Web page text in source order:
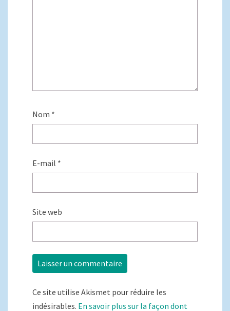
Nom *
E-mail *
Site web
Ce site utilise Akismet pour réduire les
indésirables. En savoir plus sur la façon dont